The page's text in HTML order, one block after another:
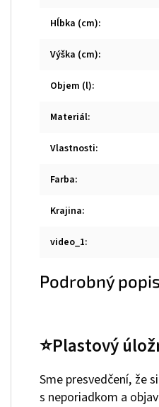
Hĺbka (cm):
Výška (cm):
Objem (l):
Materiál:
Vlastnosti:
Farba:
Krajina:
video_1:
Podrobný popis
⭐Plastový
Sme presvedčení, že si
s neporiadkom a